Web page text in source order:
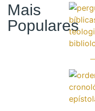
Mais
Populares